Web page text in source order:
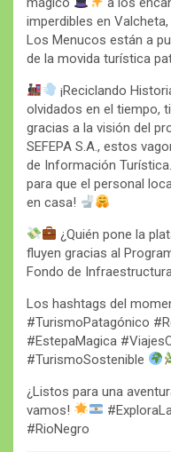
imperdibles en
Los Menucos están a
de la movida turística
¡Reciclando
olvidados en el tiempo,
gracias a la visión del
SEFEPA S.A., estos
de Información Turística.
para que el personal
en casa!
¿Quién pone la
fluyen gracias al
Fondo de
Los hashtags del
#TurismoPatagónico
#EstepaMagica
#TurismoSostenible
¿Listos para una
vamos!
#RioNegro